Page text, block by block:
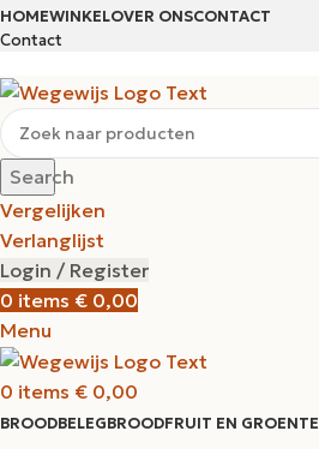
HOMEWINKELOVER ONSCONTACT
Contact
Search
Vergelijken
Verlanglijst
Login / Register
0 items € 0,00
Menu
0 items € 0,00
BROODBELEGBROODFRUIT EN GROENTE